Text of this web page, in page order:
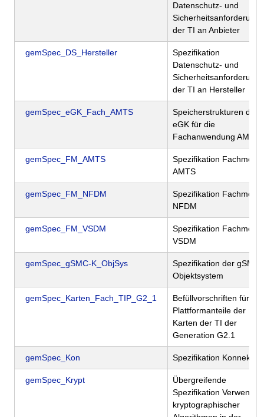
Datenschutz- und
der TI an Anbieter
gemSpec_DS_Hersteller
Spezifikation
Datenschutz- und
der TI an Hersteller
gemSpec_eGK_Fach_AMTS
Speicherstrukturen der
eGK für die
Fachanwendung AMTS
gemSpec_FM_AMTS
Spezifikation Fachmodul
AMTS
gemSpec_FM_NFDM
Spezifikation Fachmodul
NFDM
gemSpec_FM_VSDM
Spezifikation Fachmodul
VSDM
gemSpec_gSMC-K_ObjSys
Spezifikation der gSMC-
Objektsystem
gemSpec_Karten_Fach_TIP_G2_1
Befüllvorschriften für die
Plattformanteile der
Karten der TI der
Generation G2.1
gemSpec_Kon Spezifikation Konnektor
gemSpec_Krypt
Übergreifende
Spezifikation
kryptographischer